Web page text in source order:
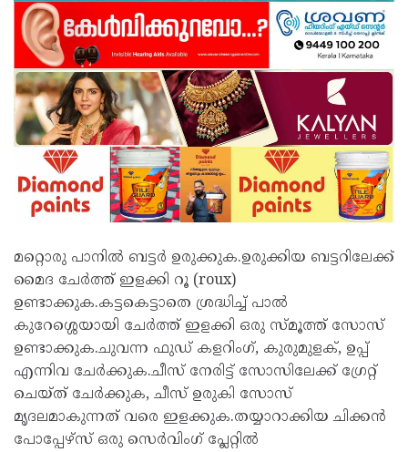
മറ്റൊരു പാനിൽ ബട്ടർ ഉരുക്കുക.ഉരുക്കിയ ബട്ടറിലേക്ക്
മൈദ ചേർത്ത് ഇളക്കി റൂ (roux)
ഉണ്ടാക്കുക.കട്ടകെട്ടാതെ ശ്രദ്ധിച്ച് പാൽ
കുറേശ്ശെയായി ചേർത്ത് ഇളക്കി ഒരു സ്മൂത്ത് സോസ്
ഉണ്ടാക്കുക.ചുവന്ന ഫുഡ് കളറിംഗ്, കുരുമുളക്, ഉപ്പ്
എന്നിവ ചേർക്കുക.ചീസ് നേരിട്ട് സോസിലേക്ക് ഗ്രേറ്റ്
ചെയ്ത് ചേർക്കുക, ചീസ് ഉരുകി സോസ്
മൃദലമാകുന്നത് വരെ ഇളക്കുക.തയ്യാറാക്കിയ ചിക്കൻ
പോപ്പേഴ്സ് ഒരു സെർവിംഗ് പ്ലേറ്റിൽ